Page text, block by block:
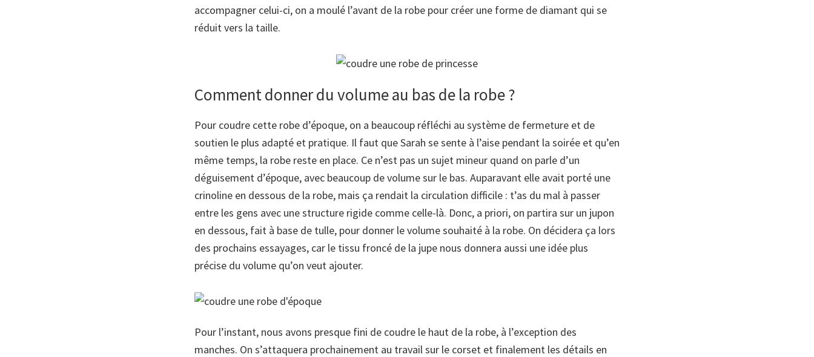
accompagner celui-ci, on a moulé l’avant de la robe pour créer une forme de diamant qui se
réduit vers la taille.
Comment donner du volume au bas de la robe ?
Pour coudre cette robe d’époque, on a beaucoup réfléchi au système de fermeture et de
soutien le plus adapté et pratique. Il faut que Sarah se sente à l’aise pendant la soirée et qu’en
même temps, la robe reste en place. Ce n’est pas un sujet mineur quand on parle d’un
déguisement d’époque, avec beaucoup de volume sur le bas. Auparavant elle avait porté une
crinoline en dessous de la robe, mais ça rendait la circulation difficile : t’as du mal à passer
entre les gens avec une structure rigide comme celle-là. Donc, a priori, on partira sur un jupon
en dessous, fait à base de tulle, pour donner le volume souhaité à la robe. On décidera ça lors
des prochains essayages, car le tissu froncé de la jupe nous donnera aussi une idée plus
précise du volume qu’on veut ajouter.
Pour l’instant, nous avons presque fini de coudre le haut de la robe, à l’exception des
manches. On s’attaquera prochainement au travail sur le corset et finalement les détails en